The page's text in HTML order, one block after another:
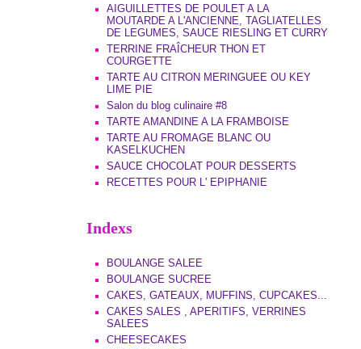
AIGUILLETTES DE POULET A LA
MOUTARDE A L'ANCIENNE, TAGLIATELLES
DE LEGUMES, SAUCE RIESLING ET CURRY
TERRINE FRAÎCHEUR THON ET
COURGETTE
TARTE AU CITRON MERINGUEE OU KEY
LIME PIE
Salon du blog culinaire #8
TARTE AMANDINE A LA FRAMBOISE
TARTE AU FROMAGE BLANC OU
KASELKUCHEN
SAUCE CHOCOLAT POUR DESSERTS
RECETTES POUR L' EPIPHANIE
Indexs
BOULANGE SALEE
BOULANGE SUCREE
CAKES, GATEAUX, MUFFINS, CUPCAKES...
CAKES SALES , APERITIFS, VERRINES
SALEES
CHEESECAKES